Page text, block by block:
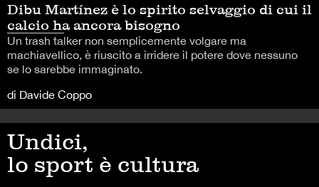
Dibu Martínez è lo spirito selvaggio di cui il
calcio ha ancora bisogno
Un trash talker non semplicemente volgare ma
machiavellico, è riuscito a irridere il potere dove nessuno
se lo sarebbe immaginato.
di Davide Coppo
Undici,
lo sport è cultura